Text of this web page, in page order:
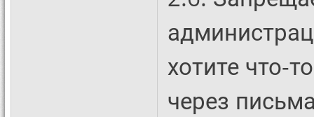
хотите что-
через